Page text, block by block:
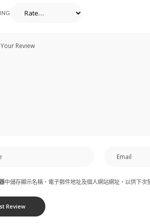
中儲存顯示名稱、電子郵件地址及個人網站網址，以供下次